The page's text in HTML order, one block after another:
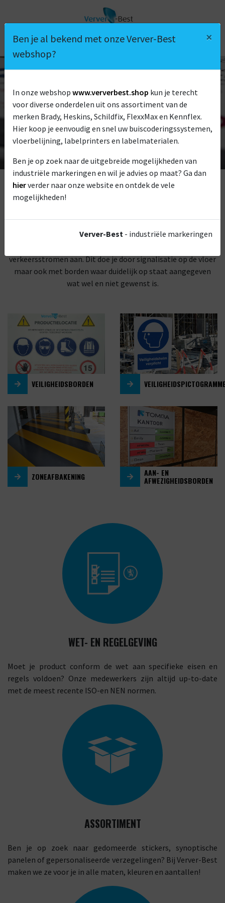
Ben je al bekend met onze Verver-Best
webshop?
×
In onze webshop www.ververbest.shop kun je terecht
voor diverse onderdelen uit ons assortiment van de
merken Brady, Heskins, Schildfix, FlexxMax en Kennflex.
Hier koop je eenvoudig en snel uw buiscoderingssystemen,
vloerbelijning, labelprinters en labelmaterialen.
Ben je op zoek naar de uitgebreide mogelijkheden van
industriële markeringen en wil je advies op maat? Ga dan
hierverder naar onze website en ontdek de vele
mogelijkheden!
Verver-Best - industriële markeringen
VEILIGHEID
VEILIGHEID
veiligheidsschoenen bescherm je de medewerkers maar er
zijn ook mogelijkheden om het magazijn zelf veiliger te
verkeersstromen aan. Dit doe je door signalisatie op de vloer
maar ook met borden waar duidelijk op staat aangegeven
wat wel en niet gewenst is.
VEILIGHEIDSBORDEN
ZONEAFBAKENING AAN- EN
AFWEZIGHEIDSBORDEN
WET- EN REGELGEVING
Moet je product conform de wet aan specifieke eisen en
regels voldoen? Onze medewerkers zijn altijd up-to-date
met de meest recente ISO-en NEN normen.
ASSORTIMENT
Ben je op zoek naar gedomeerde stickers, synoptische
panelen of gepersonaliseerde verzegelingen? Bij Verver-Best
maken we ze voor je in alle maten, kleuren en aantallen!